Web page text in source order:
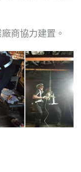
商協力建置。